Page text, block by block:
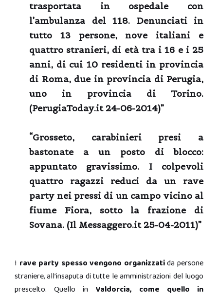
trasportata in ospedale con
l’ambulanza del 118. Denunciati in
tutto 13 persone, nove italiani e
quattro stranieri, di età tra i 16 e i 25
anni, di cui 10 residenti in provincia
di Roma, due in provincia di Perugia,
uno in provincia di Torino.
(PerugiaToday.it 24-06-2014)”
“Grosseto, carabinieri presi a
bastonate a un posto di blocco:
appuntato gravissimo. I colpevoli
quattro ragazzi reduci da un rave
party nei pressi di un campo vicino al
fiume Fiora, sotto la frazione di
Sovana. (Il Messaggero.it 25-04-2011)”
I rave party spesso vengono organizzatida persone
straniere, all’insaputa di tutte le amministrazioni del luogo
prescelto. Quello in Valdorcia, come quello in